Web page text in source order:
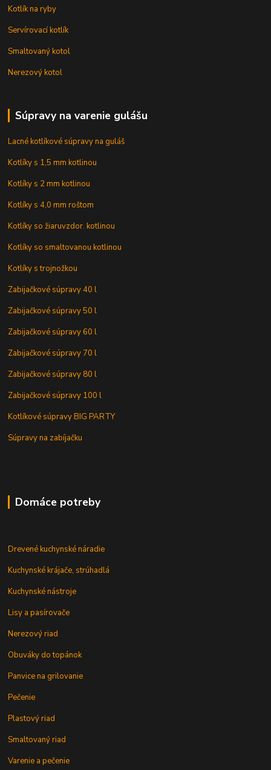
Kotlík na ryby
Servírovací kotlík
Smaltovaný kotol
Nerezový kotol
Súpravy na varenie gulášu
Lacné kotlíkové súpravy na guláš
Kotlíky s 1,5 mm kotlinou
Kotlíky s 2 mm kotlinou
Kotlíky s 4,0 mm roštom
Kotlíky so žiaruvzdor. kotlinou
Kotlíky so smaltovanou kotlinou
Kotlíky s trojnožkou
Zabijačkové súpravy 40 l
Zabijačkové súpravy 50 l
Zabijačkové súpravy 60 l
Zabijačkové súpravy 70 l
Zabijačkové súpravy 80 l
Zabijačkové súpravy 100 l
Kotlíkové súpravy BIG PARTY
Súpravy na zabíjačku
Domáce potreby
Drevené kuchynské náradie
Kuchynské krájače, strúhadlá
Kuchynské nástroje
Lisy a pasírovače
Nerezový riad
Obuváky do topánok
Panvice na grilovanie
Pečenie
Plastový riad
Smaltovaný riad
Varenie a pečenie